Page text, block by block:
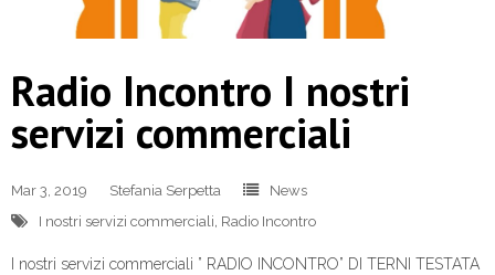
Radio Incontro I nostri
servizi commerciali
Mar 3, 2019 Stefania Serpetta
News
I nostri servizi commerciali Radio Incontro
I nostri servizi commerciali ” RADIO INCONTRO” DI TERNI TESTATA